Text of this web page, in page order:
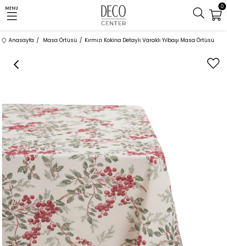
MENU 0
Anasayfa Masa Örtüsü Kırmızı Kokina Detaylı Varaklı Yılbaşı Masa Örtüsü